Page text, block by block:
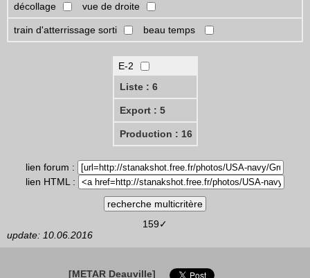
décollage vue de droite
train d'atterrissage sorti beau temps
E-2
Liste : 6
Export : 5
Production : 16
lien forum :
lien HTML :
159✓
update: 10.06.2016
[METAR Deauville]